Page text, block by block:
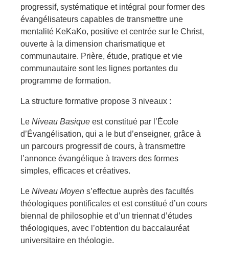
progressif, systématique et intégral pour former des
évangélisateurs capables de transmettre une
mentalité KeKaKo, positive et centrée sur le Christ,
ouverte à la dimension charismatique et
communautaire. Prière, étude, pratique et vie
communautaire sont les lignes portantes du
programme de formation.
La structure formative propose 3 niveaux :
Le Niveau Basique est constitué par l’École
d’Évangélisation, qui a le but d’enseigner, grâce à
un parcours progressif de cours, à transmettre
l’annonce évangélique à travers des formes
simples, efficaces et créatives.
Le Niveau Moyen s’effectue auprès des facultés
théologiques pontificales et est constitué d’un cours
biennal de philosophie et d’un triennat d’études
théologiques, avec l’obtention du baccalauréat
universitaire en théologie.